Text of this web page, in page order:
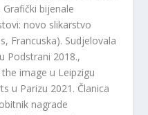
bijenale
novo slikarstvo
Francuska). Sudjelovala
Podstrani 2018.,
image u Leipzigu
u Parizu 2021. Članica
nagrade